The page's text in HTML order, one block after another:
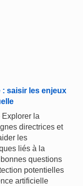
: saisir les enjeux
Explorer la
directrices et
les
liés à la
questions
potentielles
artificielle